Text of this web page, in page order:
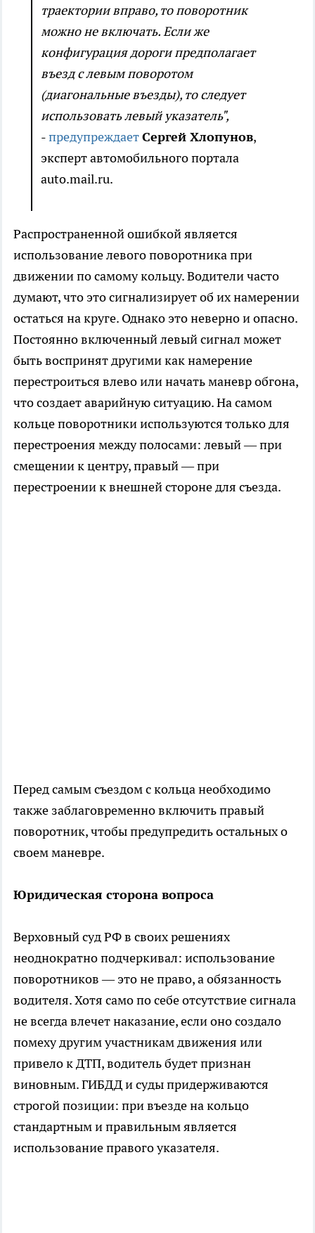
траектории вправо, то поворотник
можно не включать. Если же
конфигурация дороги предполагает
въезд с левым поворотом
(диагональные въезды), то следует
использовать левый указатель",
-предупреждаетСергей Хлопунов,
эксперт автомобильного портала
auto.mail.ru.
Распространенной ошибкой является
использование левого поворотника при
движении по самому кольцу. Водители часто
думают, что это сигнализирует об их намерении
остаться на круге. Однако это неверно и опасно.
Постоянно включенный левый сигнал может
быть воспринят другими как намерение
перестроиться влево или начать маневр обгона,
что создает аварийную ситуацию. На самом
кольце поворотники используются только для
перестроения между полосами: левый — при
смещении к центру, правый — при
перестроении к внешней стороне для съезда.
Перед самым съездом с кольца необходимо
также заблаговременно включить правый
поворотник, чтобы предупредить остальных о
своем маневре.
Юридическая сторона вопроса
Верховный суд РФ в своих решениях
неоднократно подчеркивал: использование
поворотников — это не право, а обязанность
водителя. Хотя само по себе отсутствие сигнала
не всегда влечет наказание, если оно создало
помеху другим участникам движения или
привело к ДТП, водитель будет признан
виновным. ГИБДД и суды придерживаются
строгой позиции: при въезде на кольцо
стандартным и правильным является
использование правого указателя.